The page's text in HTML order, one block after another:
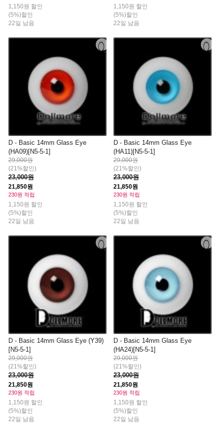
1,150원 할인
(5%)할인
22일 남음
1,150원 할인
(5%)할인
22일 남음
D - Basic 14mm Glass Eye
(HA09)[N5-5-1]
29,000원
(21%할인)
23,000원
21,850원
230원 적립
1,150원 할인
(5%)할인
22일 남음
D - Basic 14mm Glass Eye
(HA11)[N5-5-1]
29,000원
(21%할인)
23,000원
21,850원
230원 적립
1,150원 할인
(5%)할인
22일 남음
D - Basic 14mm Glass Eye (Y39)
[N5-5-1]
29,000원
(21%할인)
23,000원
21,850원
230원 적립
1,150원 할인
(5%)할인
22일 남음
D - Basic 14mm Glass Eye
(HA24)[N5-5-1]
29,000원
(21%할인)
23,000원
21,850원
230원 적립
1,150원 할인
(5%)할인
22일 남음